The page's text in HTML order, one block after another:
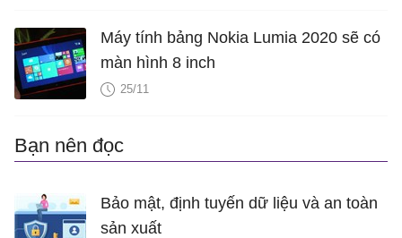
Máy tính bảng Nokia Lumia 2020 sẽ có
màn hình 8 inch
25/11
Bạn nên đọc
Bảo mật, định tuyến dữ liệu và an toàn
sản xuất